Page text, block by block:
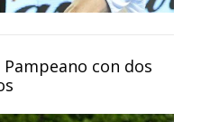
con dos